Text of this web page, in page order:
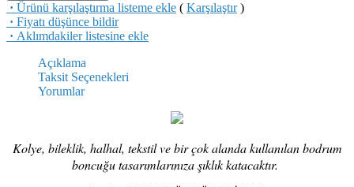
· Ürünü karşılaştırma listeme ekle ( Karşılaştır)
· Fiyatı düşünce bildir
· Aklımdakiler listesine ekle
Açıklama
Taksit Seçenekleri
Yorumlar
Kolye, bileklik, halhal, tekstil ve bir çok alanda kullanılan bodrum
boncuğu tasarımlarınıza şıklık katacaktır.